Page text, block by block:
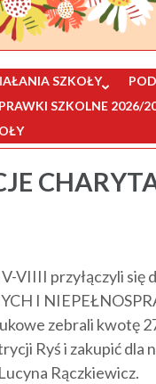
SZKOŁY
SZKOLNE 2026/
VIIII przyłączyli
I
zebrali kwotę
Ryś i zakupić
Rączkiewicz.